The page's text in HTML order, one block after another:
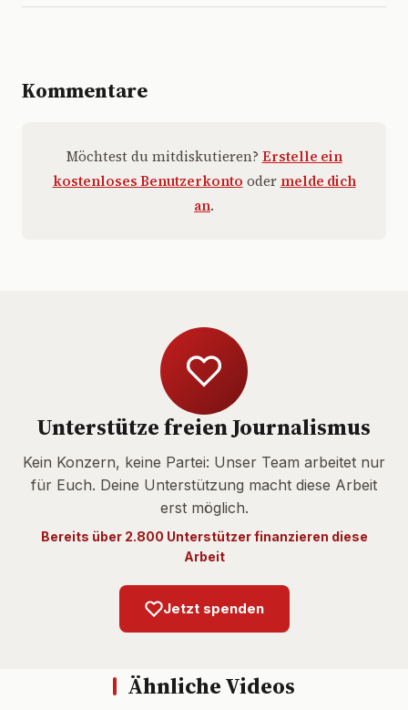
Kommentare
Möchtest du mitdiskutieren? Erstelle ein
kostenloses Benutzerkonto oder melde dich
an.
Unterstütze freien Journalismus
Kein Konzern, keine Partei: Unser Team arbeitet nur
für Euch. Deine Unterstützung macht diese Arbeit
erst möglich.
Bereits über 2.800 Unterstützer finanzieren diese
Arbeit
Jetzt spenden
Ähnliche Videos